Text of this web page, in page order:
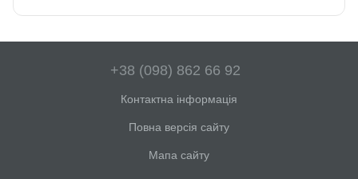
+38 (098) 862 66 92
Контактна інформація
Повна версія сайту
Мапа сайту